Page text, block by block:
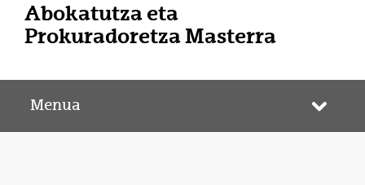
Abokatutza eta
Prokuradoretza Masterra
Menua